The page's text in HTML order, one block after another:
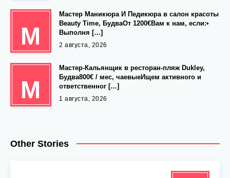
М
Мастер Маникюра И Педикюра в салон красоты
Beauty Time, БудваОт 1200€Вам к нам, если:•
Выполня […]
2 августа, 2026
М
Мастер-Кальянщик в ресторан-пляж Dukley,
Будва800€ / мес, чаевыеИщем активного и
ответственног […]
1 августа, 2026
Other Stories